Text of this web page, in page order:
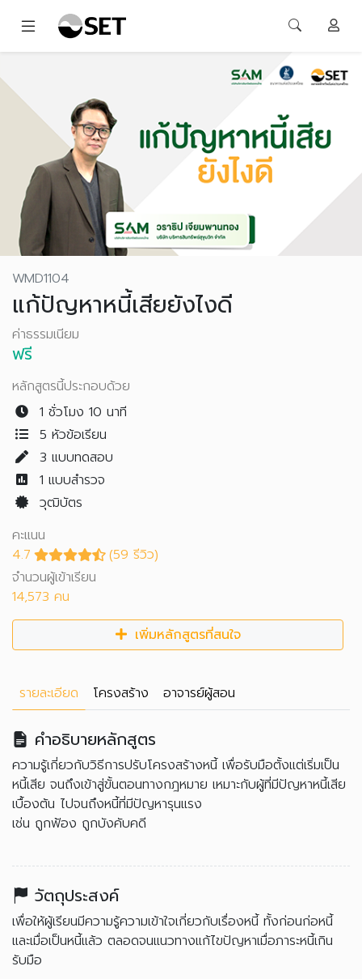
WMD1104
แก้ปัญหาหนี้เสียยังไงดี
ค่าธรรมเนียม
ฟรี
หลักสูตรนี้ประกอบด้วย
1 ชั่วโมง 10 นาที
5 หัวข้อเรียน
3 แบบทดสอบ
1 แบบสำรวจ
วุฒิบัตร
คะแนน
4.7
(59 รีวิว)
จำนวนผู้เข้าเรียน
14,573 คน
เพิ่มหลักสูตรที่สนใจ
รายละเอียด โครงสร้าง อาจารย์ผู้สอน
คำอธิบายหลักสูตร
ความรู้เกี่ยวกับวิธีการปรับโครงสร้างหนี้ เพื่อรับมือตั้งแต่เริ่มเป็น
หนี้เสีย จนถึงเข้าสู่ขั้นตอนทางกฎหมาย เหมาะกับผู้ที่มีปัญหาหนี้เสีย
เบื้องต้น ไปจนถึงหนี้ที่มีปัญหารุนแรง
เช่น ถูกฟ้อง ถูกบังคับคดี
วัตถุประสงค์
เพื่อให้ผู้เรียนมีความรู้ความเข้าใจเกี่ยวกับเรื่องหนี้ ทั้งก่อนก่อหนี้
และเมื่อเป็นหนี้แล้ว ตลอดจนแนวทางแก้ไขปัญหาเมื่อภาระหนี้เกิน
รับมือ